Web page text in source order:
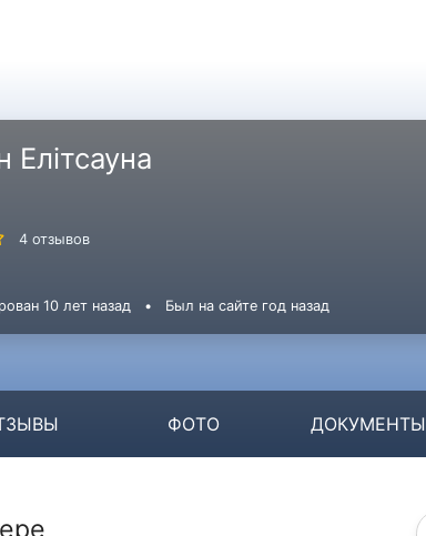
Елітсауна
4 отзывов
10 лет назад • Был на сайте год назад
ФОТО ДОКУМЕНТЫ